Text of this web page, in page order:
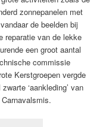
zonnepanelen met
de beelden bij
reparatie van de lekke
een groot aantal
commissie
Kerstgroepen vergde
‘aankleding’ van